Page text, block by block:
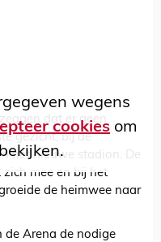
wegens
cookies om
dat er geen
gezicht, bij de
het nieuwe stadion. De
mee en bij het
de heimwee naar
de Arena de nodige